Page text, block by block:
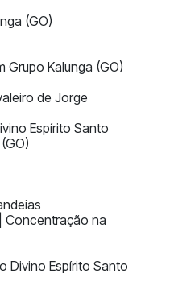
(GO)
Grupo Kalunga (GO)
de Jorge
Espírito Santo
Concentração na
Divino Espírito Santo